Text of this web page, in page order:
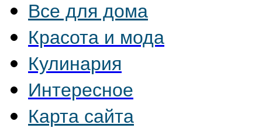
Все для дома
Красота и мода
Кулинария
Интересное
Карта сайта